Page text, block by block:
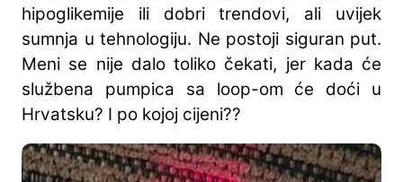
hipoglikemije ili dobri trendovi, ali uvijek
sumnja u tehnologiju. Ne postoji siguran put.
Meni se nije dalo toliko čekati, jer kada će
službena pumpica sa loop-om će doći u
Hrvatsku? I po kojoj cijeni??